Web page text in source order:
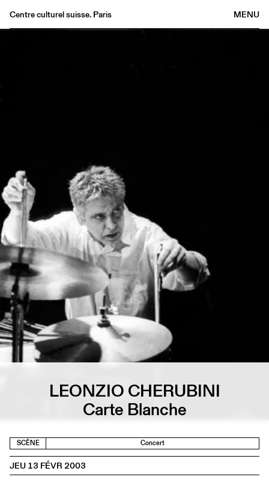
MENU
Centre culturel suisse. Paris
FR/
LEONZIO CHERUBINI
Carte Blanche
SCÈNE Concert
JEU 13 FÉVR 2003